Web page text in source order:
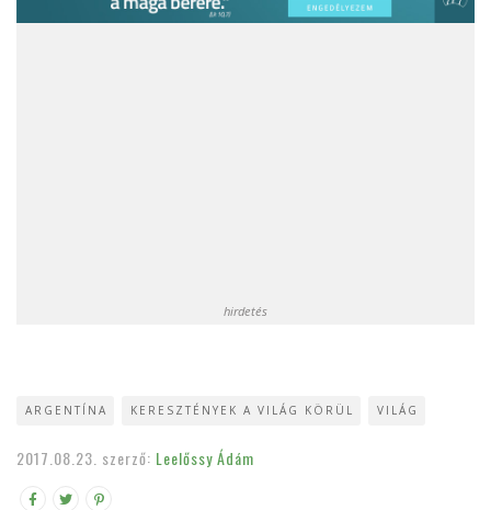
hirdetés
ARGENTÍNA KERESZTÉNYEK A VILÁG KÖRÜL VILÁG
2017.08.23. szerző: Leelőssy Ádám